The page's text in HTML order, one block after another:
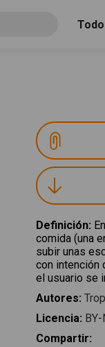
Todo
Definición:
comida (una
subir unas
con intención
el usuario se
Autores:
Licencia:
Compartir: